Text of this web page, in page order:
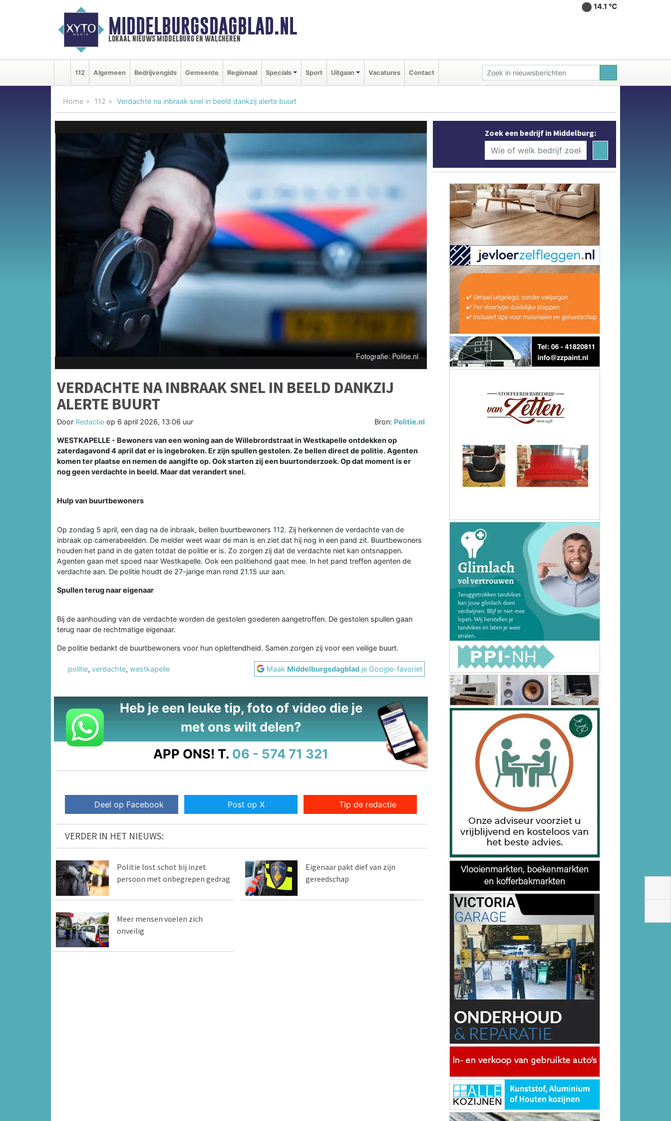
MIDDELBURGSDAGBLAD.NL
lokaal nieuws middelburg en walcheren
14.1 ℃
112 Algemeen Bedrijvengids Gemeente Regionaal Specials Sport Uitgaan Vacatures Contact
Home 112 Verdachte na inbraak snel in beeld dankzij alerte buurt
VERDACHTE NA INBRAAK SNEL IN BEELD DANKZIJ
ALERTE BUURT
Door Redactie op 6 april 2026, 13:06 uur Bron: Politie.nl
WESTKAPELLE - Bewoners van een woning aan de Willebrordstraat in Westkapelle ontdekken op
zaterdagavond 4 april dat er is ingebroken. Er zijn spullen gestolen. Ze bellen direct de politie. Agenten
komen ter plaatse en nemen de aangifte op. Ook starten zij een buurtonderzoek. Op dat moment is er
nog geen verdachte in beeld. Maar dat verandert snel.
Hulp van buurtbewoners
Op zondag 5 april, een dag na de inbraak, bellen buurtbewoners 112. Zij herkennen de verdachte van de
inbraak op camerabeelden. De melder weet waar de man is en ziet dat hij nog in een pand zit. Buurtbewoners
houden het pand in de gaten totdat de politie er is. Zo zorgen zij dat de verdachte niet kan ontsnappen.
Agenten gaan met spoed naar Westkapelle. Ook een politiehond gaat mee. In het pand treffen agenten de
verdachte aan. De politie houdt de 27-jarige man rond 21.15 uur aan.
Spullen terug naar eigenaar
Bij de aanhouding van de verdachte worden de gestolen goederen aangetroffen. De gestolen spullen gaan
terug naar de rechtmatige eigenaar.
De politie bedankt de buurtbewoners voor hun oplettendheid. Samen zorgen zij voor een veilige buurt.
politie, verdachte, westkapelle Maak Middelburgsdagblad je Google-favoriet
Heb je een leuke tip, foto of video die je
met ons wilt delen?
APP ONS! T. 06 - 574 71 321
Deel op Facebook Post op X Tip de redactie
VERDER IN HET NIEUWS:
Politie lost schot bij inzet
persoon met onbegrepen gedrag
Eigenaar pakt dief van zijn
gereedschap
Meer mensen voelen zich
onveilig
Zoek een bedrijf in Middelburg: